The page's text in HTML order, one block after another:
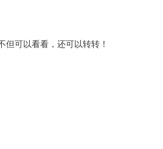
可以看看，还可以转转！